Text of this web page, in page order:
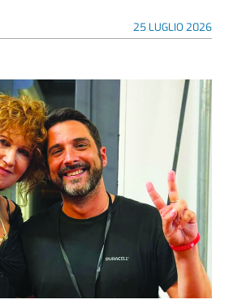
25 LUGLIO 2026